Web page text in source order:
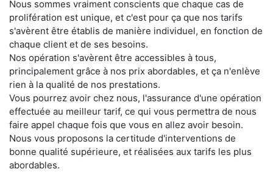
Nous sommes vraiment conscients que chaque cas de
prolifération est unique, et c'est pour ça que nos tarifs
s'avèrent être établis de manière individuel, en fonction de
chaque client et de ses besoins.
Nos opération s'avèrent être accessibles à tous,
principalement grâce à nos prix abordables, et ça n'enlève
rien à la qualité de nos prestations.
Vous pourrez avoir chez nous, l'assurance d'une opération
effectuée au meilleur tarif, ce qui vous permettra de nous
faire appel chaque fois que vous en allez avoir besoin.
Nous vous proposons la certitude d'interventions de
bonne qualité supérieure, et réalisées aux tarifs les plus
abordables.